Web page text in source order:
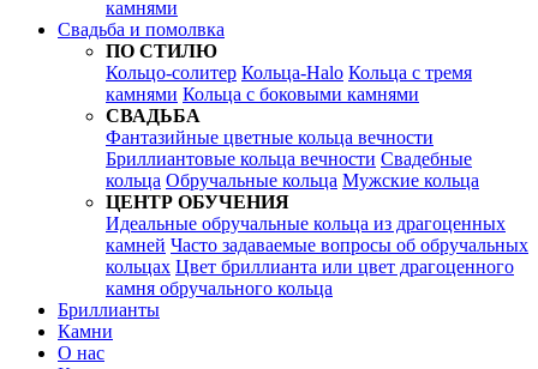
камнями
Свадьба и помолвка
ПО СТИЛЮ
Кольцо-солитер Кольца-Halo Кольца c тремя
камнями Кольца c боковыми камнями
СВАДЬБА
Фантазийные цветные кольца вечности
Бриллиантовые кольца вечности Свадебные
кольца Обручальные кольца Мужские кольца
ЦЕНТР ОБУЧЕНИЯ
Идеальные обручальные кольца из драгоценных
камней Часто задаваемые вопросы об обручальных
кольцах Цвет бриллианта или цвет драгоценного
камня обручального кольца
Бриллианты
Камни
О нас